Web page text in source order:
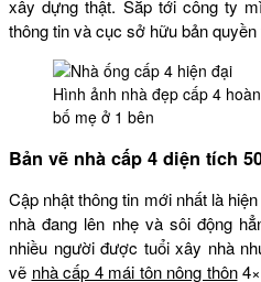
xây dựng thật. Sắp tới công ty
thông tin và cục sở hữu bản
Hình ảnh nhà đẹp cấp 4
bố mẹ ở 1 bên
Bản vẽ nhà cấp 4 diện tích
Cập nhật thông tin mới nhất là
nhà đang lên nhẹ và sôi động
nhiều người được tuổi xây nhà
vẽ nhà cấp 4 mái tôn nông thôn